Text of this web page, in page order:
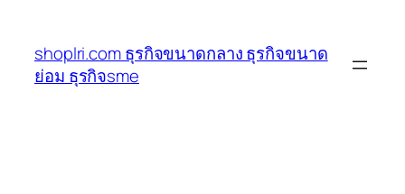
เนื้อหา
shoplri.com ธุรกิจขนาดกลาง ธุรกิจขนาด
ย่อม ธุรกิจsme